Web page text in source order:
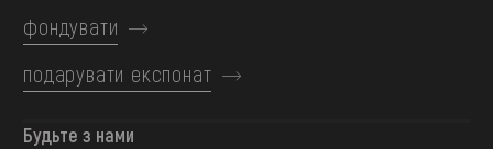
фондувати
подарувати експонат
Будьте з нами